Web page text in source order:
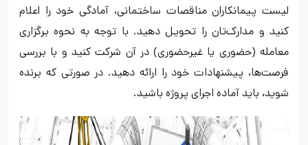
لیست پیمانکاران مناقصات ساختمانی، آمادگی خود را اعلام
کنید و مدارک‌تان را تحویل دهید. با توجه به نحوه برگزاری
معامله (حضوری یا غیرحضوری) در آن شرکت کنید و با بررسی
فرصت‌ها، پیشنهادات خود را ارائه دهید. در صورتی که برنده
شوید، باید آماده اجرای پروژه باشید.